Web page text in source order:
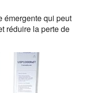
émergente qui peut
réduire la perte de